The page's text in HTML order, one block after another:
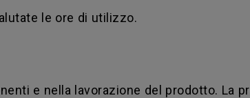
le ore di utilizzo.
e nella lavorazione del prodotto. La